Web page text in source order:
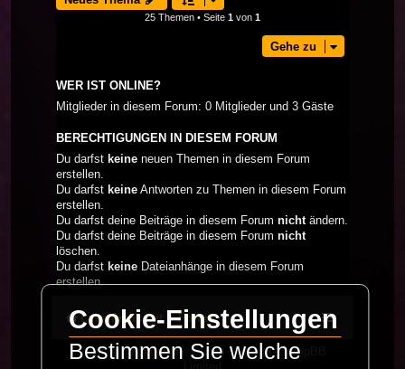
25 Themen • Seite 1 von 1
Gehe zu
WER IST ONLINE?
Mitglieder in diesem Forum: 0 Mitglieder und 3 Gäste
BERECHTIGUNGEN IN DIESEM FORUM
Du darfst keine neuen Themen in diesem Forum
erstellen.
Du darfst keine Antworten zu Themen in diesem Forum
erstellen.
Du darfst deine Beiträge in diesem Forum nichtändern.
Du darfst deine Beiträge in diesem Forum nicht
löschen.
Du darfst keine Dateianhänge in diesem Forum
erstellen.
LaserFreak.net Forum
Powered byphpBB® Forum Software © phpBB
Cookie-Einstellungen
Bestimmen Sie welche